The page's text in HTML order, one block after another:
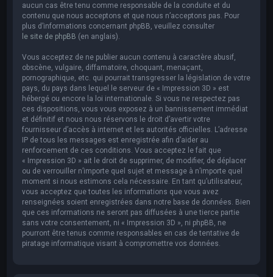
aucun cas être tenu comme responsable de la conduite et du
contenu que nous acceptons et que nous n’acceptons pas. Pour
plus d’informations concernant phpBB, veuillez consulter
le site de phpBB (en anglais).
Vous acceptez de ne publier aucun contenu à caractère abusif,
obscène, vulgaire, diffamatoire, choquant, menaçant,
pornographique, etc. qui pourrait transgresser la législation de votre
pays, du pays dans lequel le serveur de « Impression 3D » est
hébergé ou encore la loi internationale. Si vous ne respectez pas
ces dispositions, vous vous exposez à un bannissement immédiat
et définitif et nous nous réservons le droit d’avertir votre
fournisseur d’accès à internet et les autorités officielles. L’adresse
IP de tous les messages est enregistrée afin d’aider au
renforcement de ces conditions. Vous acceptez le fait que
« Impression 3D » ait le droit de supprimer, de modifier, de déplacer
ou de verrouiller n’importe quel sujet et message à n’importe quel
moment si nous estimons cela nécessaire. En tant qu’utilisateur,
vous acceptez que toutes les informations que vous avez
renseignées soient enregistrées dans notre base de données. Bien
que ces informations ne seront pas diffusées à une tierce partie
sans votre consentement, ni « Impression 3D », ni phpBB, ne
pourront être tenus comme responsables en cas de tentative de
piratage informatique visant à compromettre vos données.